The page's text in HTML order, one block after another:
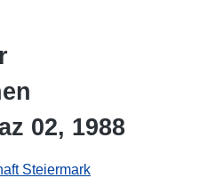
02, 1988
Steiermark